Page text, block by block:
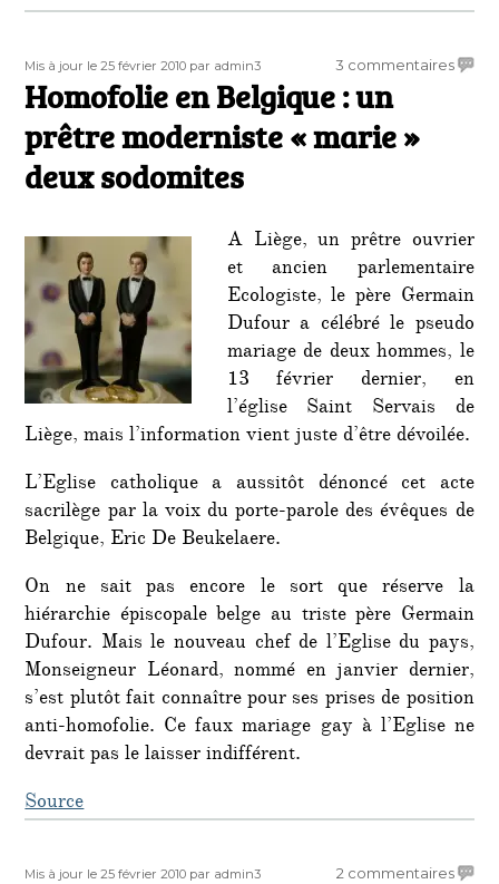
Publié
le
Mis à jour le 25 février 2010 Auteur
par admin3 3 commentairessur
«
deux
Homofolie en Belgique : un
prêtre moderniste « marie »
deux sodomites
A Liège, un prêtre ouvrier
et ancien parlementaire
Ecologiste, le père Germain
Dufour a célébré le pseudo
mariage de deux hommes, le
13 février dernier, en
l’église Saint Servais de
Liège, mais l’information vient juste d’être dévoilée.
L’Eglise catholique a aussitôt dénoncé cet acte
sacrilège par la voix du porte-parole des évêques de
Belgique, Eric De Beukelaere.
On ne sait pas encore le sort que réserve la
hiérarchie épiscopale belge au triste père Germain
Dufour. Mais le nouveau chef de l’Eglise du pays,
Monseigneur Léonard, nommé en janvier dernier,
s’est plutôt fait connaître pour ses prises de position
anti-homofolie. Ce faux mariage gay à l’Eglise ne
devrait pas le laisser indifférent.
Source
Publié
Mis à jour le 25 février 2010 Auteur
par admin3 2 commentairessur